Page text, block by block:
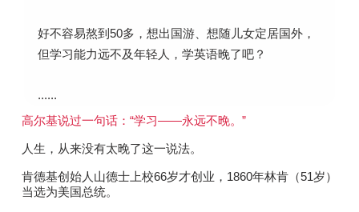
好不容易熬到50多，想出国游、想随儿女定居国外，
但学习能力远不及年轻人，学英语晚了吧？
......
高尔基说过一句话：“学习——永远不晚。”
人生，从来没有太晚了这一说法。
肯德基创始人山德士上校66岁才创业，1860年林肯（51岁）
当选为美国总统。